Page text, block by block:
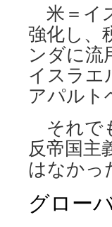
米＝イ
強化し、
ンダに流
イスラエ
アパルト
それで
反帝国主
はなかっ
グロー